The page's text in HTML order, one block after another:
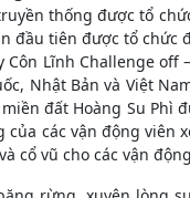
thống được tổ
đầu tiên được tổ chức
Côn Lĩnh Challenge
Nhật Bản và Việt
đất Hoàng Su Phì
của các vận động viên
cổ vũ cho các vận